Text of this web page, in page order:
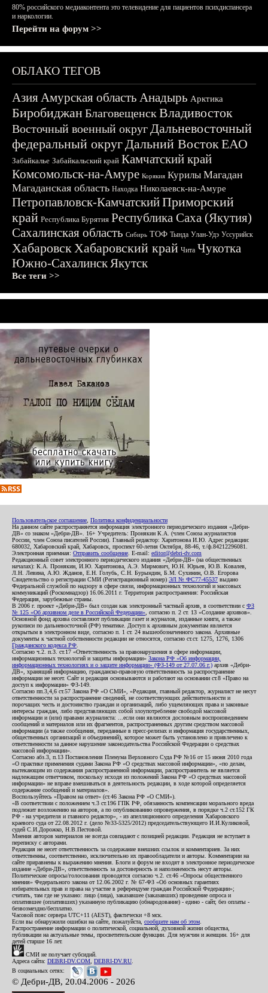
80% российского медиаконтента это телевидение для пациентов психдиспансера
и наркологии.
Перейти на форум >>
ОБЛАКО ТЕГОВ
АзияАмурская область Анадырь Арктика
БиробиджанБлаговещенскВладивосток
Восточный военный округДальневосточный
федеральный округДальний ВостокЕАО
Забайкалье Забайкальский край Камчатский край
Комсомольск-на-Амуре Корякия Курилы Магадан
Магаданская область Находка Николаевск-на-Амуре
Петропавловск-КамчатскийПриморский
край Республика Бурятия Республика Саха (Якутия)
Сахалинская область Сибирь ТОФ Тында Улан-Удэ Уссурийск
ХабаровскХабаровский край Чита Чукотка
Южно-СахалинскЯкутск
Все теги >>
Пользовательское соглашение Политика конфиденциальности
На данном сайте распространяется информация электронного периодического издания «Дебри-
ДВ» со знаком «Дебри-ДВ». 16+ Учредитель: Пронякин К.А. (член Союза журналистов
России, член Союза писателей России). Главный редактор: Харитонова И.Ю. Адрес редакции:
680032, Хабаровский край, Хабаровск, проспект 60-летия Октября, 88-46, т./ф.84212296081.
Электронная приемная: Отправить сообщение . E-mail: editor@debri-dv.com
Редакционный совет электронного периодического издания «Дебри-ДВ» (на общественных
началах): К.А. Пронякин, И.Ю. Харитонова, А.Э. Мирмович, Ю.Н. Юрьев, Ю.В. Ковалев,
Л.Н. Левина, А.Ю. Жданов, Е.Н. Голубь, С.Н. Бурындин, Б.М. Сухинин, О.В. Егорова
Свидетельство о регистрации СМИ (Регистрационный номер) ЭЛ № ФС77-45537 выдано
Федеральной службой по надзору в сфере связи, информационных технологий и массовых
коммуникаций (Роскомнадзор) 16.06.2011 г. Территория распространения: Российская
Федерация, зарубежные страны.
В 2006 г. проект «Дебри-ДВ» был создан как электронный частный архив, в соответствии с ФЗ
№ 125 «Об архивном деле в Российской Федерации» , согласно п. 2 ст. 13 «Создание архивов».
Основной фонд архива составляют публикации газет и журналов, изданные книги, а также
рукописи по дальневосточной (РФ) тематике. Доступ к архивным документам является
открытым в электронном виде, согласно п. 1 ст. 24 вышеобозначенного закона. Архивные
документы к частной собственности редакции не относятся, согласно ст.ст. 1275, 1276, 1306
Гражданского кодекса РФ
Согласно ч.2. п.3. ст.17 «Ответственность за правонарушения в сфере информации,
информационных технологий и защиты информации» Закона РФ «Об информации,
информационных технологиях и о защите информации» (ФЗ-149 от 27.07.06 г.) архив «Дебри-
ДВ», хранящий информацию, гражданско-правовую ответственность за распространение
информации не несет. Сайт и редакция основываются и работают на основании ст.8 «Право на
доступ к информации» ФЗ-149.
Согласно пп.3,4,6 ст.57 Закона РФ «О СМИ», «Редакция, главный редактор, журналист не несут
ответственности за распространение сведений, не соответствующих действительности и
порочащих честь и достоинство граждан и организаций, либо ущемляющих права и законные
интересы граждан, либо представляющих собой злоупотребление свободой массовой
информации и (или) правами журналиста: ...если они являются дословным воспроизведением
сообщений и материалов или их фрагментов, распространенных другим средством массовой
информации (а также сообщения, переданные в пресс-релизах и информация государственных,
общественных организаций и объединений), которое может быть установлено и привлечено к
ответственности за данное нарушение законодательства Российской Федерации о средствах
массовой информации».
Согласно абз.3, п.13 Постановления Пленума Верховного Суда РФ №16 от 15 июня 2010 года
«О практике применения судами Закона РФ «О средствах массовой информации», «по делам,
вытекающим из содержания распространенной информации, распространитель не является
надлежащим ответчиком, поскольку исходя из положений Закона РФ «О средствах массовой
информации» не вправе вмешиваться в деятельность редакции, в ходе которой определяется
содержание сообщений и материалов».
Воспользуйтесь «Правом на ответ» (ст.46 Закона РФ «О СМИ»).
«В соответствии с положением ч.3 ст.196 ГПК РФ, обязанность компенсации морального вреда
подлежит возложению на авторов, а по опубликованию опровержения, в порядке ч.2 ст.152 ГК
РФ - на учредителя и главного редактор», - из апелляционного определения Хабаровского
краевого суда от 22.08.2012 г. (дело №33-5325/2012) председательствующего И.И.Куликовой,
судей С.И.Дорожко, Н.В.Пестовой.
Мнения авторов материалов не всегда совпадают с позицией редакции. Редакция не вступает в
переписку с авторами.
Редакция не несет ответственность за содержание внешних ссылок и комментариев. За них
ответственны, соответственно, исключительно их правообладатели и авторы. Комментарии на
сайте приравнены к выражению мнения. Блоги и форум не входят в электронное периодическое
издание «Дебри-ДВ», ответственность за достоверность и наполняемость несут авторы.
Политические опросы/голосования проводятся согласно ч.2. ст.46 «Опросы общественного
мнения» Федерального закона от 12.06.2002 г. № 67-ФЗ «Об основных гарантиях
избирательных прав и права на участие в референдуме граждан Российской Федерации»;
считать, там где не указано: лицо (лица), заказавшее (заказавших) проведение опроса и
оплатившее (оплативших) указанную публикацию (обнародование) - едино - сайт, без оплаты -
безвозмездно/бесплатно.
Часовой пояс сервера UTC+11 (AEST), фактически +8 мск.
Если вы обнаружили ошибки на сайте, пожалуйста, сообщите нам об этом
Распространение информации о политической, социальной, духовной жизни общества,
публикации на актуальные темы, просветительские функции. Для мужчин и женщин. 16+ для
детей старше 16 лет.
СМИ не получает субсидий.
Адреса сайта: DEBRI-DV.COM DEBRI-DV.RU
В социальных сетях:
© Дебри-ДВ, 20.04.2006 - 2026